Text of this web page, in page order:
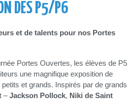
DES P5/P6
et de talents pour nos Portes
Portes Ouvertes, les élèves de P5
une magnifique exposition de
et grands. Inspirés par de grands
–Jackson Pollock, Niki de Saint